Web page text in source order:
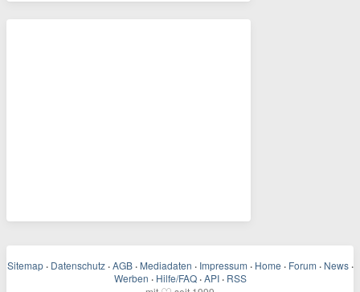
Sitemap · Datenschutz · AGB · Mediadaten · Impressum · Home · Forum · News ·
Werben · Hilfe/FAQ · API · RSS